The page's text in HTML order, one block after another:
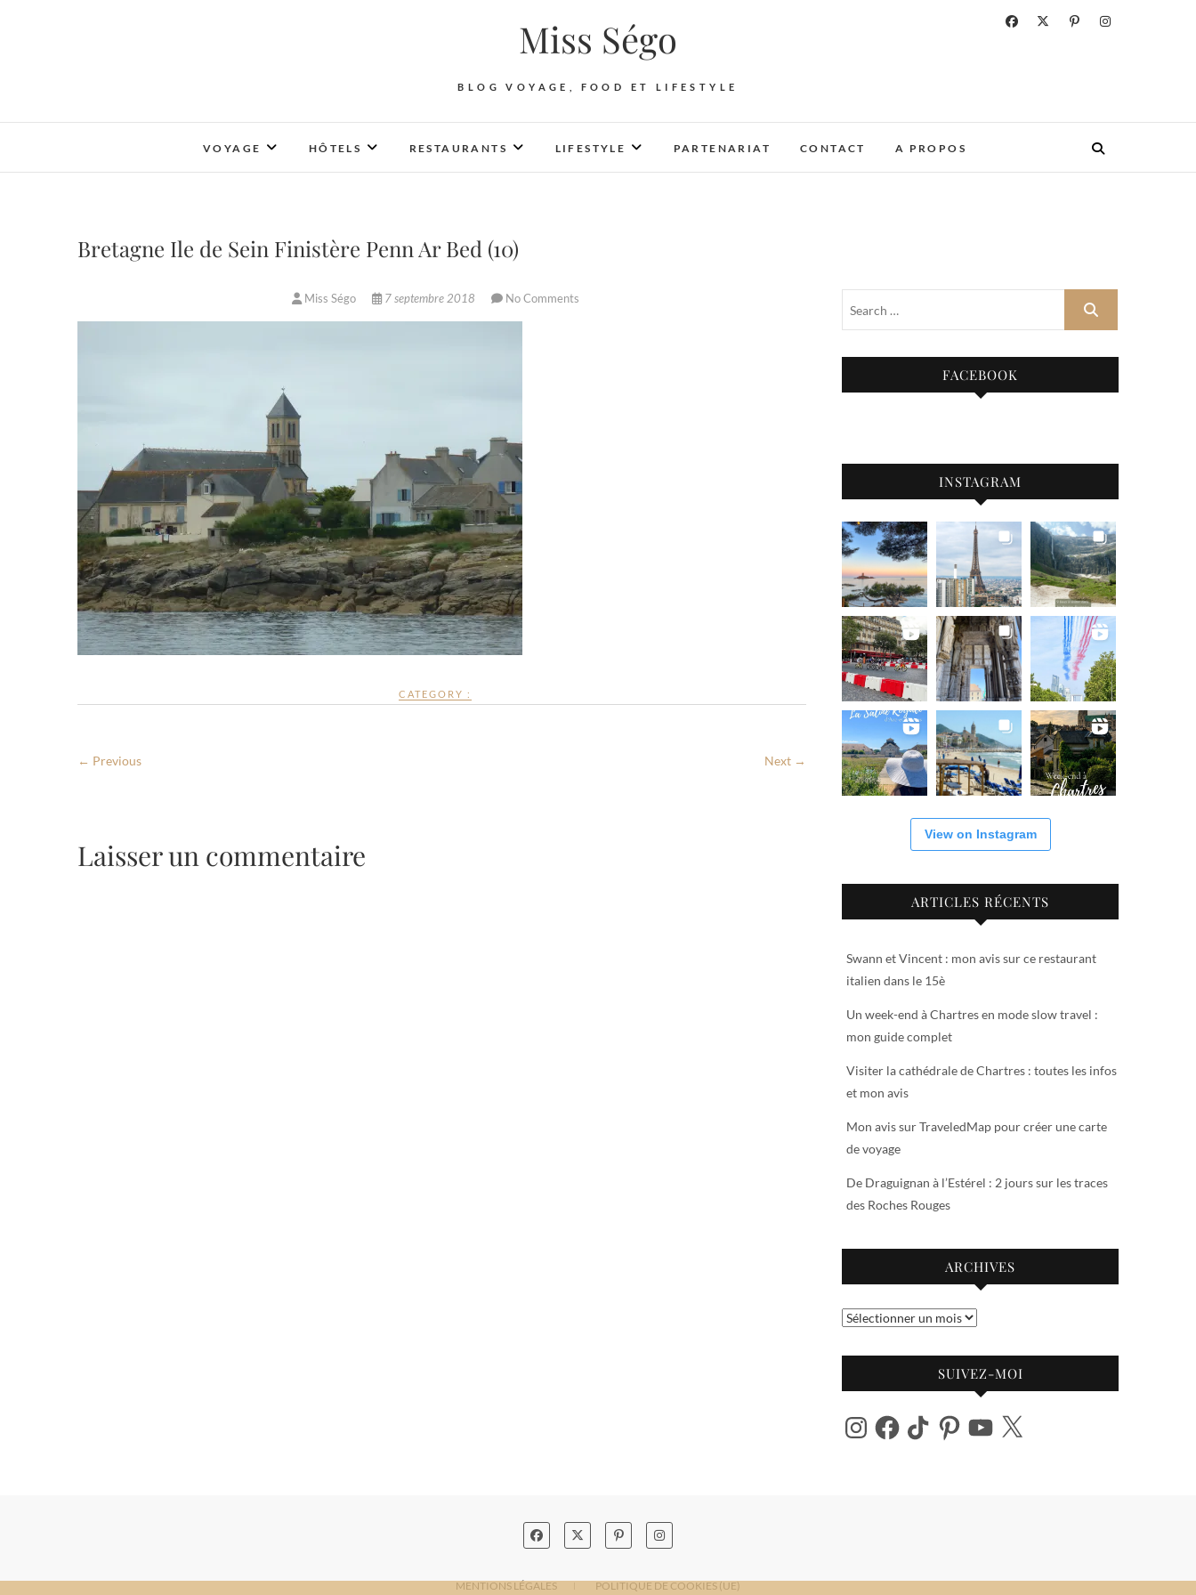
Miss Ségo
BLOG VOYAGE, FOOD ET LIFESTYLE
VOYAGE HÔTELS RESTAURANTS LIFESTYLE PARTENARIAT CONTACT A PROPOS
Bretagne Ile de Sein Finistère Penn Ar Bed (10)
Miss Ségo 7 septembre 2018 No Comments
CATEGORY :
← Previous Next →
Laisser un commentaire
FACEBOOK
INSTAGRAM
View on Instagram
ARTICLES RÉCENTS
Swann et Vincent : mon avis sur ce restaurant
italien dans le 15è
Un week-end à Chartres en mode slow travel :
mon guide complet
Visiter la cathédrale de Chartres : toutes les infos
et mon avis
Mon avis sur TraveledMap pour créer une carte
de voyage
De Draguignan à l’Estérel : 2 jours sur les traces
des Roches Rouges
ARCHIVES
Archives
SUIVEZ-MOI
InstagramFacebook
TikTok PinterestYouTube
X
MENTIONS LÉGALES POLITIQUE DE COOKIES (UE)